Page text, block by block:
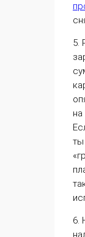
5.
ты
6.